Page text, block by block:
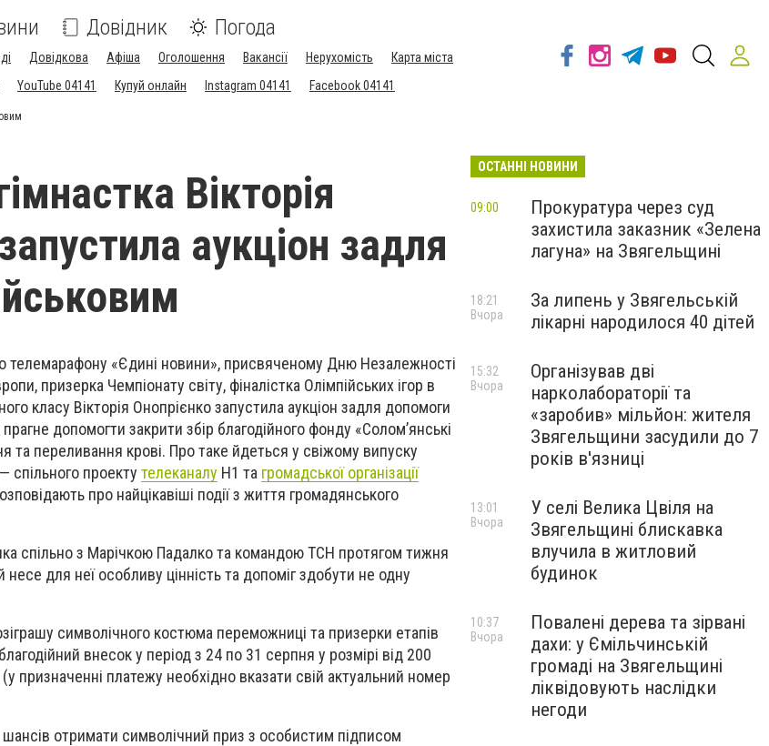
Довідник Погода
Довідкова Афіша Оголошення Вакансії Нерухомість
Карта міста
YouTube 04141 Купуй онлайн Instagram 04141 Facebook 04141
Вікторія
аукціон задля
телемарафону «Єдині новини», присвяченому Дню Незалежності
призерка Чемпіонату світу, фіналістка Олімпійських ігор в
класу Вікторія Онопрієнко запустила аукціон задля допомоги
допомогти закрити збір благодійного фонду «Солом’янські
та переливання крові. Про таке йдеться у свіжому випуску
спільного проекту телеканалу Н1 та громадської організації
про найцікавіші події з життя громадянського
спільно з Марічкою Падалко та командою ТСН протягом тижня
несе для неї особливу цінність та допоміг здобути не одну
символічного костюма переможниці та призерки етапів
внесок у період з 24 по 31 серпня у розмірі від 200
(у призначенні платежу необхідно вказати свій актуальний номер
отримати символічний приз з особистим підписом
ОСТАННІ НОВИНИ
Прокуратура через суд
захистила заказник «Зелена
лагуна» на Звягельщині
09:00
За липень у Звягельській
лікарні народилося 40 дітей
18:21
Вчора
Організував дві
нарколабораторії та
«заробив» мільйон: жителя
Звягельщини засудили до 7
років в'язниці
15:32
Вчора
У селі Велика Цвіля на
Звягельщині блискавка
влучила в житловий
будинок
13:01
Вчора
Повалені дерева та зірвані
дахи: у Ємільчинській
громаді на Звягельщині
ліквідовують наслідки
негоди
10:37
Вчора